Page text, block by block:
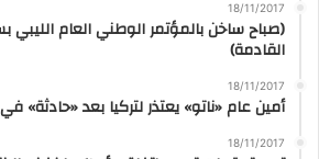
18/11/2017
(صباح ساخن بالمؤتمر الوطني العام الليبي
القادمة)
18/11/2017
أمين عام «ناتو» يعتذر لتركيا بعد «حادثة»
18/11/2017